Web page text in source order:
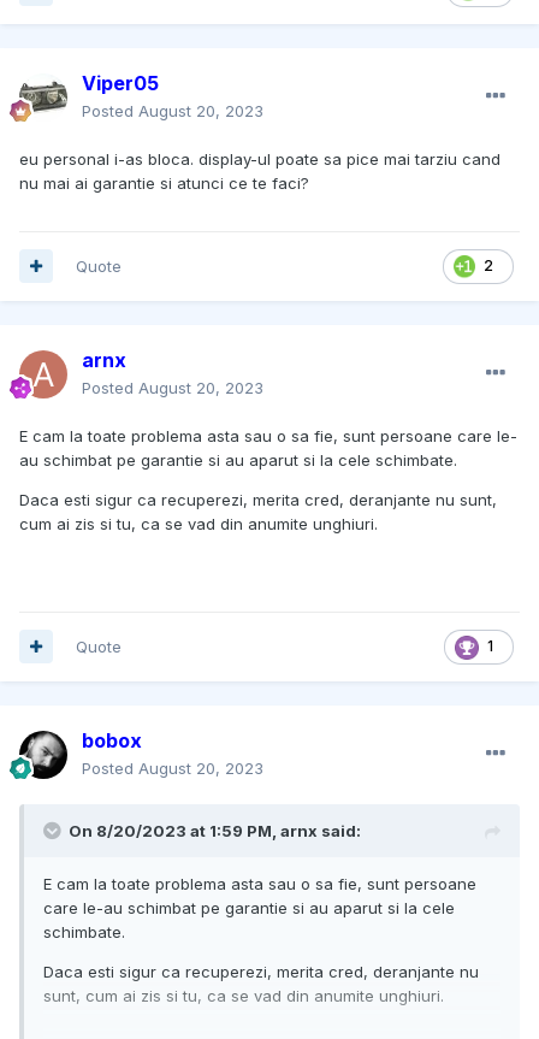
Viper05
Posted August 20, 2023
eu personal i-as bloca. display-ul poate sa pice mai tarziu cand
nu mai ai garantie si atunci ce te faci?
2
Quote
arnx
Posted August 20, 2023
E cam la toate problema asta sau o sa fie, sunt persoane care le-
au schimbat pe garantie si au aparut si la cele schimbate.
Daca esti sigur ca recuperezi, merita cred, deranjante nu sunt,
cum ai zis si tu, ca se vad din anumite unghiuri.
1
Quote
bobox
Posted August 20, 2023
On 8/20/2023 at 1:59 PM, arnx said:
E cam la toate problema asta sau o sa fie, sunt persoane
care le-au schimbat pe garantie si au aparut si la cele
schimbate.
Daca esti sigur ca recuperezi, merita cred, deranjante nu
sunt, cum ai zis si tu, ca se vad din anumite unghiuri.